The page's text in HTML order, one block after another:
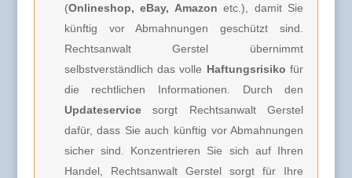
(Onlineshop, eBay, Amazon etc.), damit Sie
künftig vor Abmahnungen geschützt sind.
Rechtsanwalt Gerstel übernimmt
selbstverständlich das volle Haftungsrisiko für
die rechtlichen Informationen. Durch den
Updateservicesorgt Rechtsanwalt Gerstel
dafür, dass Sie auch künftig vor Abmahnungen
sicher sind. Konzentrieren Sie sich auf Ihren
Handel, Rechtsanwalt Gerstel sorgt für Ihre